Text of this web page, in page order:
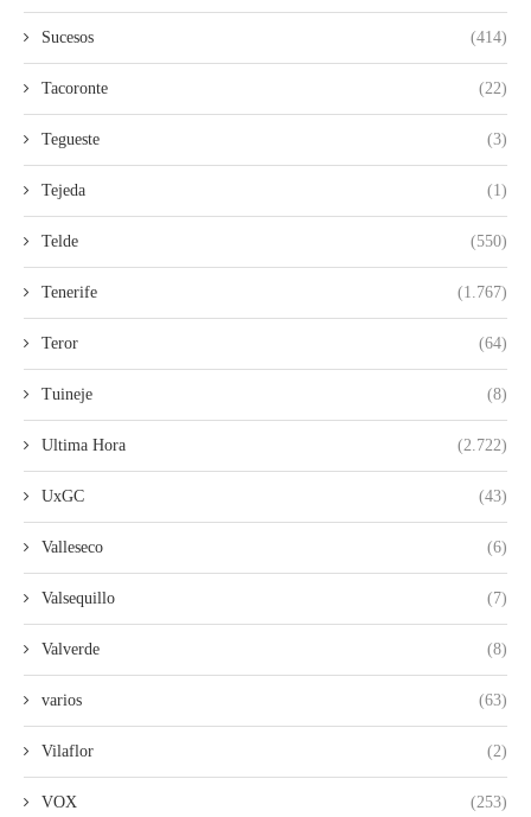
Sucesos (414)
Tacoronte (22)
Tegueste (3)
Tejeda (1)
Telde (550)
Tenerife (1.767)
Teror (64)
Tuineje (8)
Ultima Hora (2.722)
UxGC (43)
Valleseco (6)
Valsequillo (7)
Valverde (8)
varios (63)
Vilaflor (2)
VOX (253)